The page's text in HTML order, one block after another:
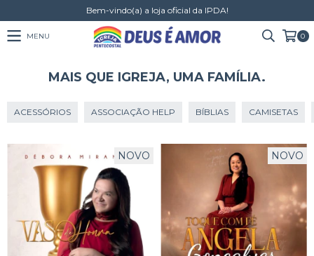
Bem-vindo(a) a loja oficial da IPDA!
MENU 0
MAIS QUE IGREJA, UMA FAMÍLIA.
ACESSÓRIOS ASSOCIAÇÃO HELP BÍBLIAS CAMISETAS
NOVO NOVO